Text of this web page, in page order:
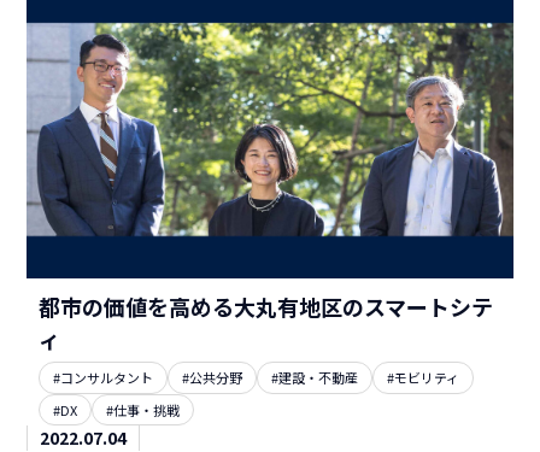
都市の価値を高める大丸有地区のスマートシテ
ィ
#コンサルタント #公共分野 #建設・不動産
#モビリティ
#DX
#仕事・挑戦
2022.07.04